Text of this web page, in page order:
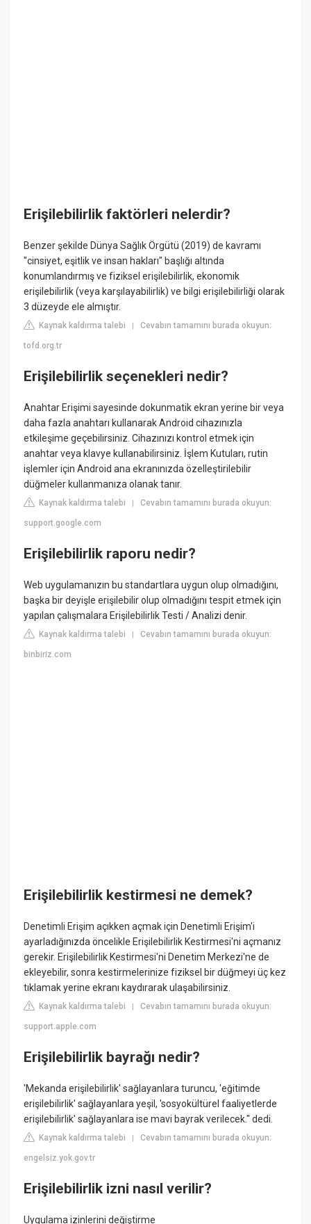
Erişilebilirlik faktörleri nelerdir?
Benzer şekilde Dünya Sağlık Örgütü (2019) de kavramı
"cinsiyet, eşitlik ve insan hakları" başlığı altında
konumlandırmış ve fiziksel erişilebilirlik, ekonomik
erişilebilirlik (veya karşılayabilirlik) ve bilgi erişilebilirliği olarak
3 düzeyde ele almıştır.
Kaynak kaldırma talebi |Cevabın tamamını burada okuyun:
tofd.org.tr
Erişilebilirlik seçenekleri nedir?
Anahtar Erişimi sayesinde dokunmatik ekran yerine bir veya
daha fazla anahtarı kullanarak Android cihazınızla
etkileşime geçebilirsiniz. Cihazınızı kontrol etmek için
anahtar veya klavye kullanabilirsiniz. İşlem Kutuları, rutin
işlemler için Android ana ekranınızda özelleştirilebilir
düğmeler kullanmanıza olanak tanır.
Kaynak kaldırma talebi |Cevabın tamamını burada okuyun:
support.google.com
Erişilebilirlik raporu nedir?
Web uygulamanızın bu standartlara uygun olup olmadığını,
başka bir deyişle erişilebilir olup olmadığını tespit etmek için
yapılan çalışmalara Erişilebilirlik Testi / Analizi denir.
Kaynak kaldırma talebi |Cevabın tamamını burada okuyun:
binbiriz.com
Erişilebilirlik kestirmesi ne demek?
Denetimli Erişim açıkken açmak için Denetimli Erişim'i
ayarladığınızda öncelikle Erişilebilirlik Kestirmesi'ni açmanız
gerekir. Erişilebilirlik Kestirmesi'ni Denetim Merkezi'ne de
ekleyebilir, sonra kestirmelerinize fiziksel bir düğmeyi üç kez
tıklamak yerine ekranı kaydırarak ulaşabilirsiniz.
Kaynak kaldırma talebi |Cevabın tamamını burada okuyun:
support.apple.com
Erişilebilirlik bayrağı nedir?
'Mekanda erişilebilirlik' sağlayanlara turuncu, 'eğitimde
erişilebilirlik' sağlayanlara yeşil, 'sosyokültürel faaliyetlerde
erişilebilirlik' sağlayanlara ise mavi bayrak verilecek." dedi.
Kaynak kaldırma talebi |Cevabın tamamını burada okuyun:
engelsiz.yok.gov.tr
Erişilebilirlik izni nasıl verilir?
Uygulama izinlerini değiştirme